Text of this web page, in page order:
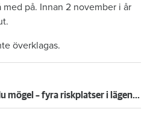
på. Innan 2 november i år
överklagas.
Så undviker du mögel – fyra riskplatser i lägenheten: ”Måste städa bort”